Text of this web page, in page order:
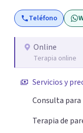
flexibles,
persona.Teléfono
Online
Terapia online
Servicios y
Consulta
Terapia de